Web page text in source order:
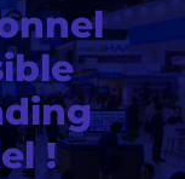
!